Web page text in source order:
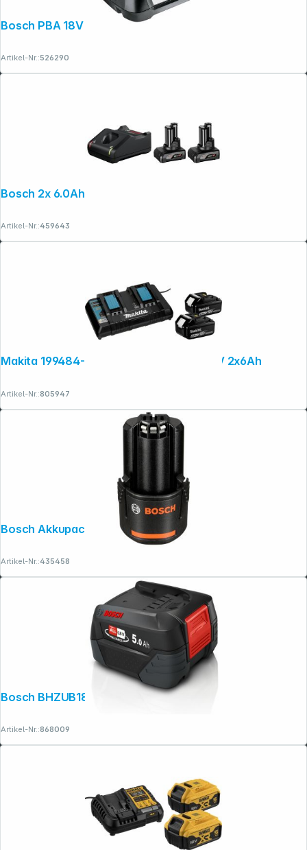
Artikel-Nr.:526290
Artikel-Nr.:459643
Makita 199484-8 Power Source Kit Li 18V 2x6Ah
Artikel-Nr.:805947
Bosch Akkupack GBA 12V 2,0 Ah
Artikel-Nr.:435458
Bosch BHZUB1850 Wechselakku 18V
Artikel-Nr.:868009